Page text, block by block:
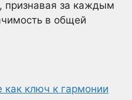
признавая за каждым
в общей
ключ к гармонии